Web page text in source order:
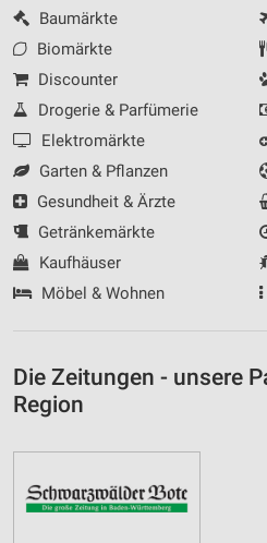
Baumärkte
Biomärkte
Discounter
Drogerie & Parfümerie
Elektromärkte
Garten & Pflanzen
Gesundheit & Ärzte
Getränkemärkte
Kaufhäuser
Möbel & Wohnen
Die Zeitungen - unsere
Region